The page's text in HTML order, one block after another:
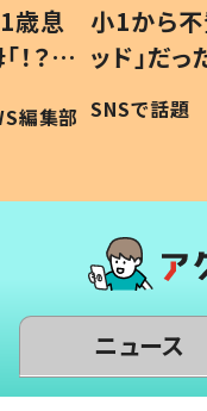
歳息
？」
編集部
小1から不
ッド」だ
作り続
#令和の子
SNSで話題
ニュース